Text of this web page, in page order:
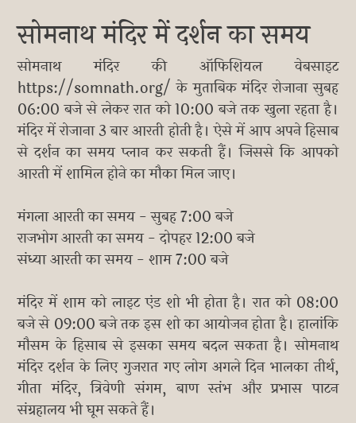
सोमनाथ मंदिर में दर्शन का समय
सोमनाथ मंदिर की ऑफिशियल वेबसाइट
https://somnath.org/ के मुताबिक मंदिर रोजाना सुबह
06:00 बजे से लेकर रात को 10:00 बजे तक खुला रहता है।
मंदिर में रोजाना 3 बार आरती होती है। ऐसे में आप अपने हिसाब
से दर्शन का समय प्लान कर सकती हैं। जिससे कि आपको
आरती में शामिल होने का मौका मिल जाए।
मंगला आरती का समय - सुबह 7:00 बजे
राजभोग आरती का समय - दोपहर 12:00 बजे
संध्या आरती का समय - शाम 7:00 बजे
मंदिर में शाम को लाइट एंड शो भी होता है। रात को 08:00
बजे से 09:00 बजे तक इस शो का आयोजन होता है। हालांकि
मौसम के हिसाब से इसका समय बदल सकता है। सोमनाथ
मंदिर दर्शन के लिए गुजरात गए लोग अगले दिन भालका तीर्थ,
गीता मंदिर, त्रिवेणी संगम, बाण स्तंभ और प्रभास पाटन
संग्रहालय भी घूम सकते हैं।